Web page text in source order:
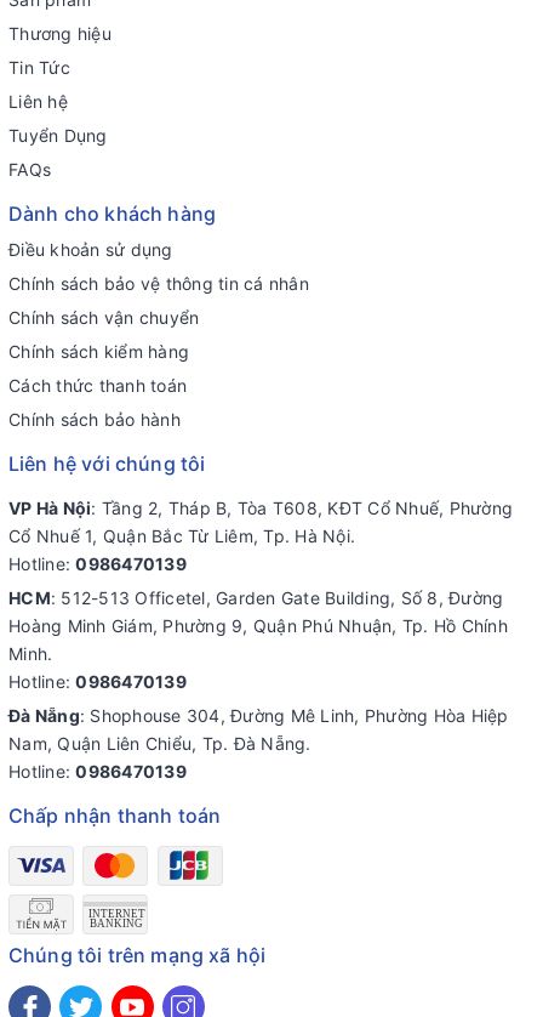
Thương hiệu
Tin Tức
Liên hệ
Tuyển Dụng
FAQs
Dành cho khách hàng
Điều khoản sử dụng
Chính sách bảo vệ thông tin cá nhân
Chính sách vận chuyển
Chính sách kiểm hàng
Cách thức thanh toán
Chính sách bảo hành
Liên hệ với chúng tôi
VP Hà Nội: Tầng 2, Tháp B, Tòa T608, KĐT Cổ Nhuế, Phường
Cổ Nhuế 1, Quận Bắc Từ Liêm, Tp. Hà Nội.
Hotline:0986470139
HCM: 512-513 Officetel, Garden Gate Building, Số 8, Đường
Hoàng Minh Giám, Phường 9, Quận Phú Nhuận, Tp. Hồ Chính
Minh.
Hotline:0986470139
Đà Nẵng: Shophouse 304, Đường Mê Linh, Phường Hòa Hiệp
Nam, Quận Liên Chiểu, Tp. Đà Nẵng.
Hotline:0986470139
Chấp nhận thanh toán
Chúng tôi trên mạng xã hội